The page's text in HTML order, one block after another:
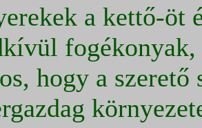
a kettő-öt
fogékonyak,
hogy a szerető